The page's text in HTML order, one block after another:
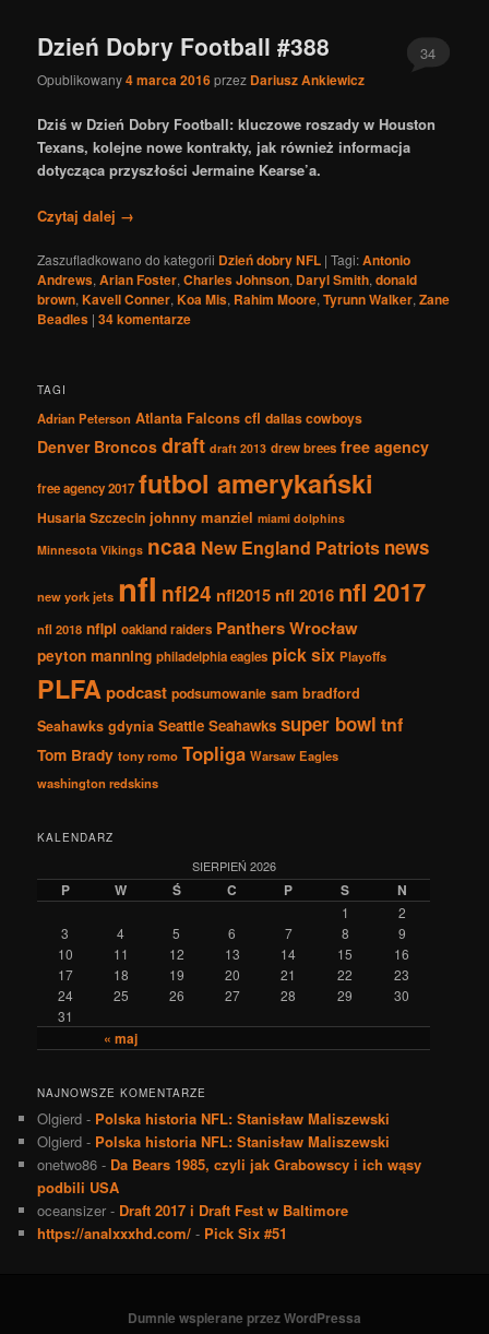
Dzień Dobry Football #388
Opublikowany4 marca 2016przez Dariusz Ankiewicz
34
Dziś w Dzień Dobry Football: kluczowe roszady w Houston
Texans, kolejne nowe kontrakty, jak również informacja
dotycząca przyszłości Jermaine Kearse’a.
Czytaj dalej →
Zaszufladkowano do kategorii Dzień dobry NFL |Tagi:Antonio
Andrews,Arian Foster,Charles Johnson, Daryl Smith,donald
brown,Kavell Conner,Koa Mis, Rahim Moore,Tyrunn Walker,Zane
Beadles |34komentarze
TAGI
Adrian Peterson Atlanta Falcons cfl dallas cowboys
Denver Broncos draft draft 2013 drew brees free agency
free agency 2017 futbol amerykański
Husaria Szczecin johnny manziel miami dolphins
Minnesota Vikings ncaa New England Patriots news
new york jets nfl nfl24 nfl2015 nfl 2016 nfl 2017
nfl 2018 nflpl oakland raiders Panthers Wrocław
peyton manning philadelphia eagles pick six Playoffs
PLFApodcast podsumowanie sam bradford
Seahawks gdynia Seattle Seahawks super bowl tnf
Tom Brady tony romo Topliga Warsaw Eagles
washington redskins
KALENDARZ
SIERPIEŃ 2026
P W Ś C P S N
« maj
1
2
3
4 5 6 7 8
9
10
11 12 13 14 15
16
17
18 19 20 21 22
23
24
25 26 27 28 29
30
31
NAJNOWSZE KOMENTARZE
Olgierd - Polska historia NFL: Stanisław Maliszewski
Olgierd - Polska historia NFL: Stanisław Maliszewski
onetwo86 - Da Bears 1985, czyli jak Grabowscy i ich wąsy
podbili USA
oceansizer - Draft 2017 i Draft Fest w Baltimore
https://analxxxhd.com/ - Pick Six #51
Dumnie wspierane przez WordPressa